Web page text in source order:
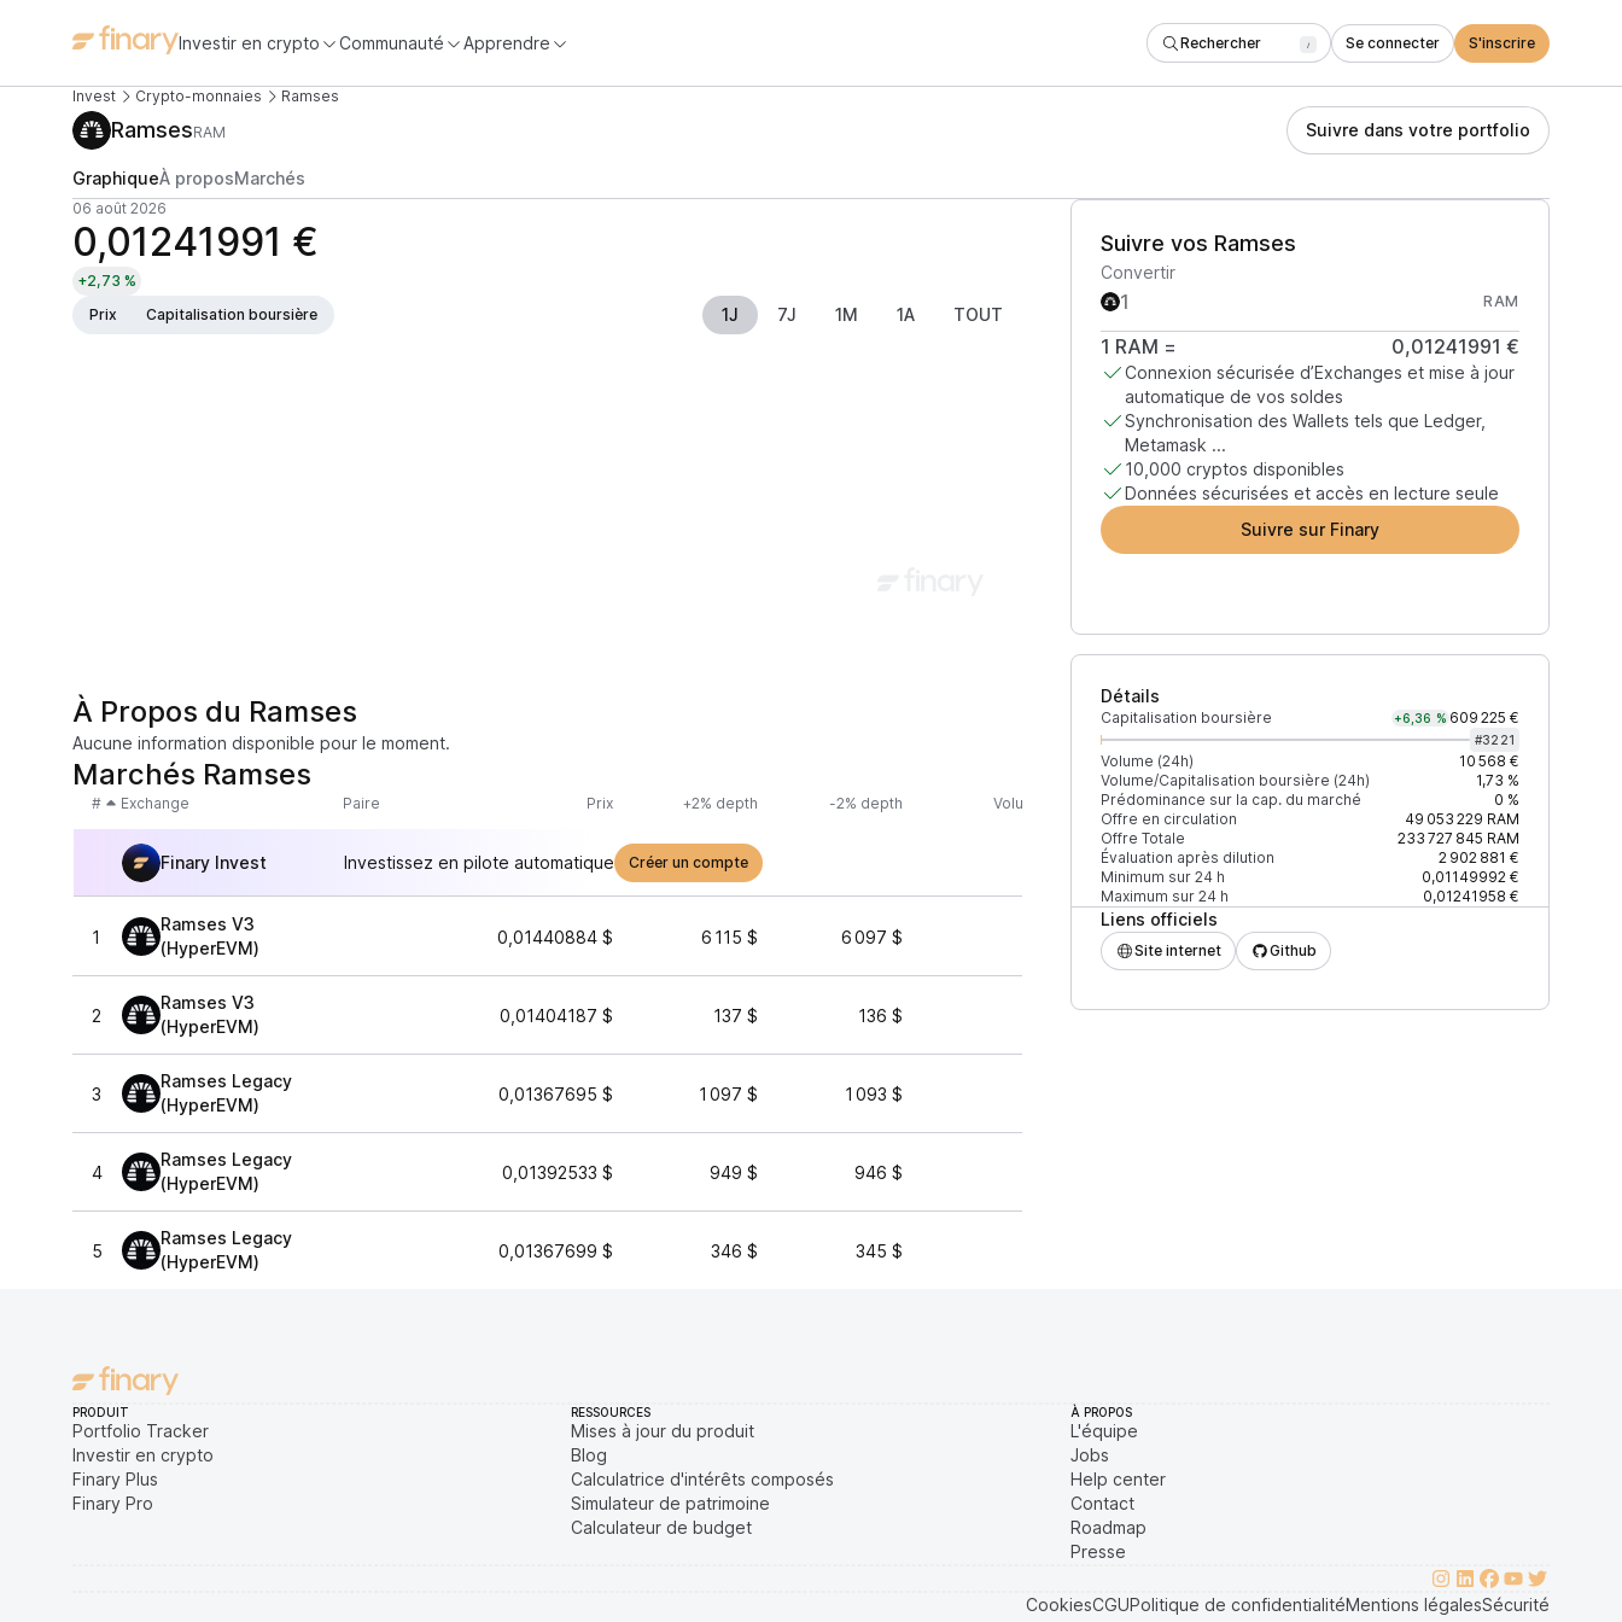
Investir en crypto Communauté Apprendre Rechercher / Se connecter S'inscrire
Invest Crypto-monnaies Ramses
RamsesRAM Suivre dans votre portfolio
GraphiqueÀ proposMarchés
06 août 2026
0,01241991 €
+2,73 %
Prix
Capitalisation boursière 1J 7J 1M 1A TOUT
Suivre vos Ramses
Convertir
RAM
1 RAM = 0,01241991 €
Connexion sécurisée d’Exchanges et mise à jour
automatique de vos soldes
Synchronisation des Wallets tels que Ledger,
Metamask ...
10,000 cryptos disponibles
Données sécurisées et accès en lecture seule
Suivre sur Finary
Détails
Capitalisation boursière +6,36 % 609 225 €
#3221
Volume (24h)
10 568 €
Volume/Capitalisation boursière (24h)
1,73 %
Prédominance sur la cap. du marché
0 %
Offre en circulation
49 053 229 RAM
Offre Totale
233 727 845 RAM
Évaluation après dilution
2 902 881 €
Minimum sur 24 h
0,01149992 €
Maximum sur 24 h
0,01241958 €
Liens officiels
Site internet Github
À Propos du Ramses
Aucune information disponible pour le moment.
Marchés Ramses
# Exchange Paire Prix +2% depth -2% depth Volume (24h) % du volume Confiance Mis à jour
Finary Invest Investissez en pilote automatique Créer un compte
1
Ramses V3
(HyperEVM)
0,01440884 $ 6 115 $ 6 097 $ 77,95 % ÉLEVÉE
2
Ramses V3
(HyperEVM)
0,01404187 $ 137 $ 136 $ 2 167 $ 17,79 % Récemment
3
Ramses Legacy
(HyperEVM)
0,01367695 $ 1 097 $ 1 093 $
4
Ramses Legacy
(HyperEVM)
0,01392533 $ 949 $ 946 $
5
Ramses Legacy
(HyperEVM)
0,01367699 $ 346 $ 345 $
PRODUIT
Portfolio Tracker
Investir en crypto
Finary Plus
Finary Pro
RESSOURCES
Mises à jour du produit
Blog
Calculatrice d'intérêts composés
Simulateur de patrimoine
Calculateur de budget
À PROPOS
L'équipe
Jobs
Help center
Contact
Roadmap
Presse
CookiesCGUPolitique de confidentialitéMentions légalesSécurité